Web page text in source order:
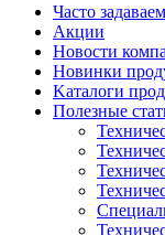
Часто
Акции
Новости
Новинки
Kаталоги
Полезные